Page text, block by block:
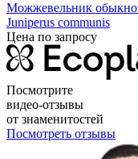
Можжевельник
Juniperus communis
Цена по запросу
Посмотрите
видео-отзывы
от знаменитостей
Посмотреть отзывы